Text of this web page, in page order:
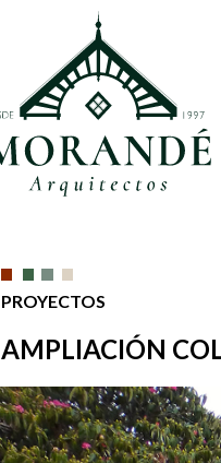
PROYECTOS
AMPLIACIÓN